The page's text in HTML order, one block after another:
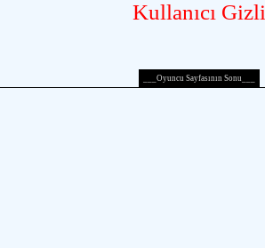
Kullanıcı Gizli
___Oyuncu Sayfasının Sonu___